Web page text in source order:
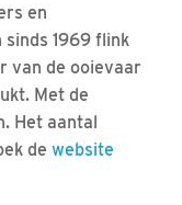
en
sinds 1969 flink
van de ooievaar
Met de
Het aantal
de website